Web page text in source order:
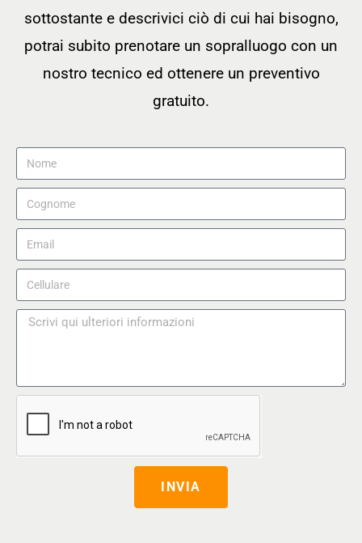
sottostante e descrivici ciò di cui hai bisogno,
potrai subito prenotare un sopralluogo con un
nostro tecnico ed ottenere un preventivo
gratuito.
INVIA